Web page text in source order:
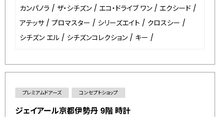
カンパノラ / ザ・シチズン / エコ・ドライブ ワン / エクシード /
アテッサ / プロマスター / シリーズエイト / クロスシー /
シチズン エル / シチズンコレクション / キー /
プレミアムドアーズ コンセプトショップ
ジェイアール京都伊勢丹 9階 時計